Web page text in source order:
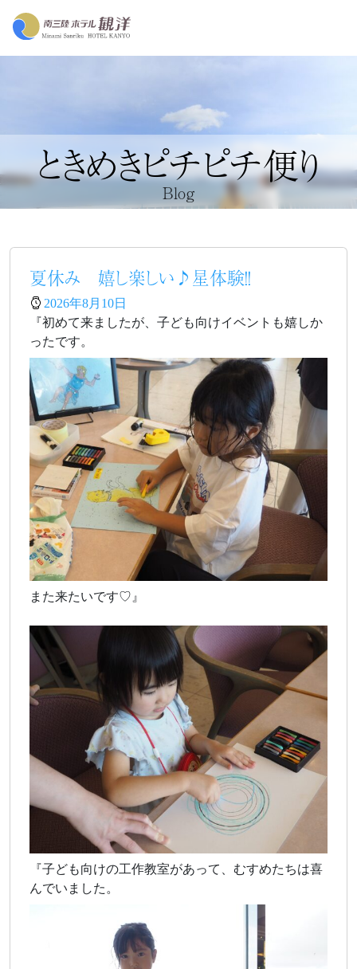
ときめきピチピチ便り
Blog
夏休み 嬉し楽しい♪星体験！！
2026年8月10日
『初めて来ましたが、子ども向けイベントも嬉しか
ったです。
また来たいです♡』
『子ども向けの工作教室があって、むすめたちは喜
んでいました。